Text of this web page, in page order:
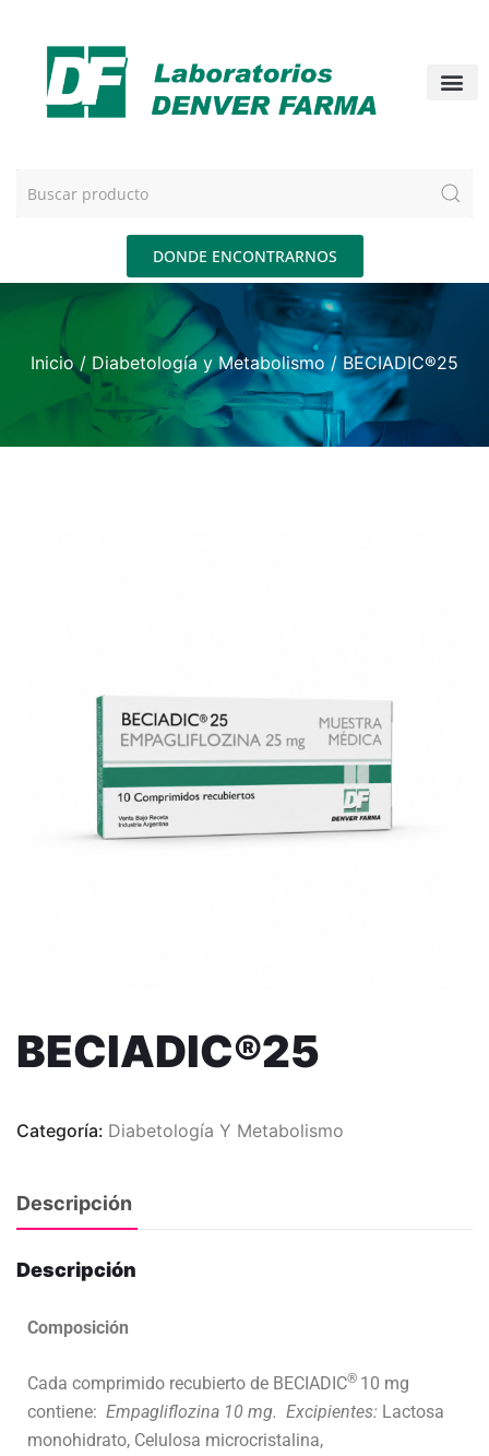
DONDE ENCONTRARNOS
Inicio/ Diabetología y Metabolismo / BECIADIC®25
BECIADIC®25
Categoría: Diabetología Y Metabolismo
Descripción
Descripción
Composición
Cada comprimido recubierto de BECIADIC® 10 mg
contiene: Empagliflozina 10 mg. Excipientes: Lactosa
monohidrato, Celulosa microcristalina,